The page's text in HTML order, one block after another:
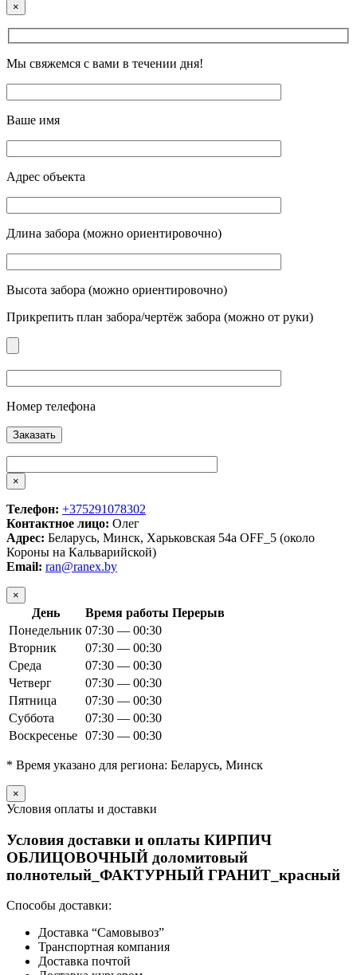
×
Мы свяжемся с вами в течении дня!
Ваше имя
Адрес объекта
Длина забора (можно ориентировочно)
Высота забора (можно ориентировочно)
Прикрепить план забора/чертёж забора (можно от руки)
Номер телефона
×
Телефон: +375291078302
Контактное лицо: Олег
Адрес: Беларусь, Минск, Харьковская 54а OFF_5 (около
Короны на Кальварийской)
Email: ran@ranex.by
×
День Время работы Перерыв
Понедельник 07:30 — 00:30
Вторник
07:30 — 00:30
Среда
07:30 — 00:30
Четверг
07:30 — 00:30
Пятница
07:30 — 00:30
Суббота
07:30 — 00:30
Воскресенье 07:30 — 00:30
* Время указано для региона: Беларусь, Минск
×
Условия оплаты и доставки
Условия доставки и оплаты КИРПИЧ
ОБЛИЦОВОЧНЫЙ доломитовый
полнотелый_ФАКТУРНЫЙ ГРАНИТ_красный
Способы доставки:
Доставка “Самовывоз”
Транспортная компания
Доставка почтой